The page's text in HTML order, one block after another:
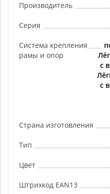
Производитель
Серия
Система крепления
рамы и опор
с
с
Страна изготовления
Тип
Цвет
Штрихкод EAN13